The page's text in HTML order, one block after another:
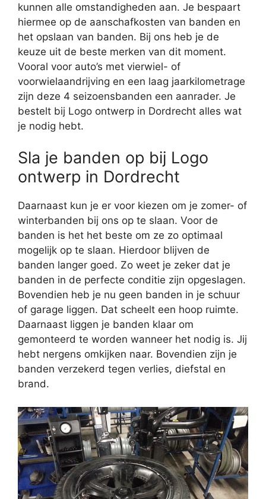
kunnen alle omstandigheden aan. Je bespaart
hiermee op de aanschafkosten van banden en
het opslaan van banden. Bij ons heb je de
keuze uit de beste merken van dit moment.
Vooral voor auto’s met vierwiel- of
voorwielaandrijving en een laag jaarkilometrage
zijn deze 4 seizoensbanden een aanrader. Je
bestelt bij Logo ontwerp in Dordrecht alles wat
je nodig hebt.
Sla je banden op bij Logo
ontwerp in Dordrecht
Daarnaast kun je er voor kiezen om je zomer- of
winterbanden bij ons op te slaan. Voor de
banden is het het beste om ze zo optimaal
mogelijk op te slaan. Hierdoor blijven de
banden langer goed. Zo weet je zeker dat je
banden in de perfecte conditie zijn opgeslagen.
Bovendien heb je nu geen banden in je schuur
of garage liggen. Dat scheelt een hoop ruimte.
Daarnaast liggen je banden klaar om
gemonteerd te worden wanneer het nodig is. Jij
hebt nergens omkijken naar. Bovendien zijn je
banden verzekerd tegen verlies, diefstal en
brand.